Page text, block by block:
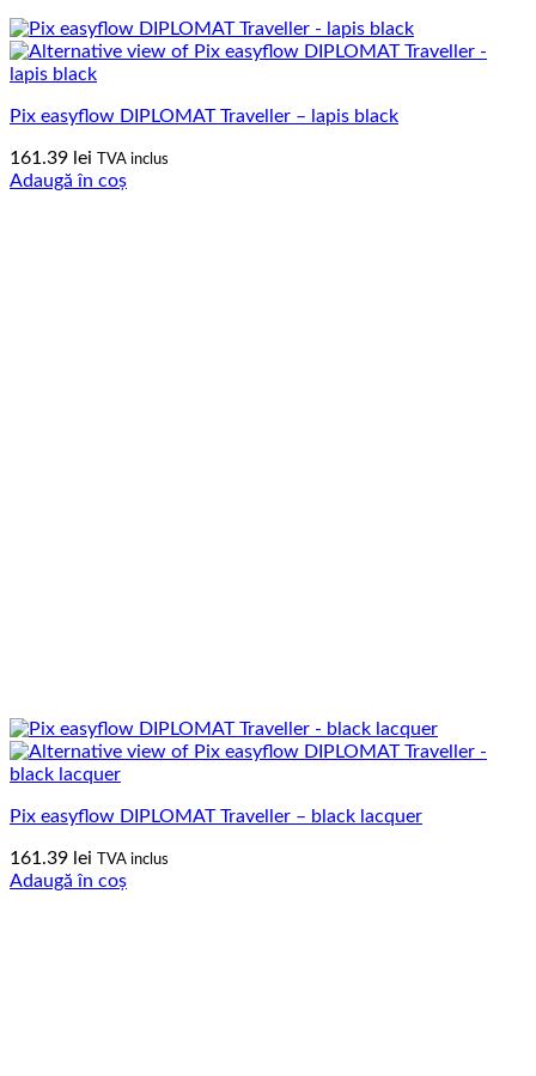
Pix easyflow DIPLOMAT Traveller – lapis black
161.39 lei TVA inclus
Adaugă în coș
Pix easyflow DIPLOMAT Traveller – black lacquer
161.39 lei TVA inclus
Adaugă în coș